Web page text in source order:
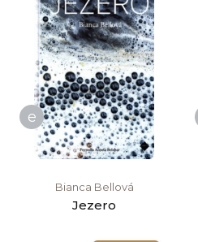
e
Bianca Bellová
Jezero